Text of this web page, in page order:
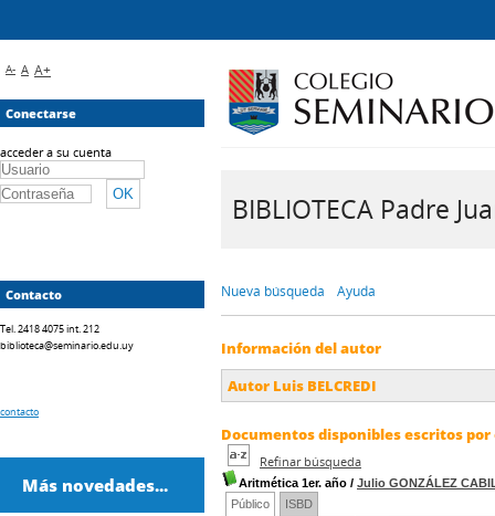
BIBLIOTECA Padre
Nueva búsqueda Ayuda
Información del autor
Autor Luis BELCREDI
Documentos disponibles escritos
Refinar búsqueda
Aritmética 1er. año / Julio GONZÁLEZ
Público
ISBD
A- A A+
Conectarse
acceder a su cuenta
Contacto
Tel. 2418 4075 int. 212
biblioteca@seminario.edu.uy
contacto
Más novedades...